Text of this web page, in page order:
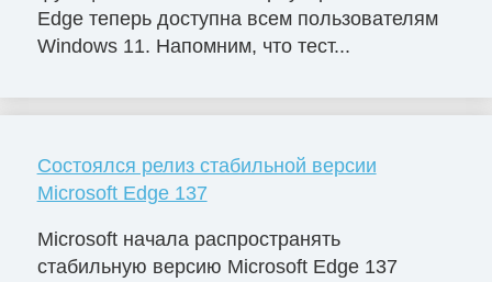
Edge теперь доступна всем пользователям
Windows 11. Напомним, что тест...
Состоялся релиз стабильной версии
Microsoft Edge 137
Microsoft начала распространять
стабильную версию Microsoft Edge 137